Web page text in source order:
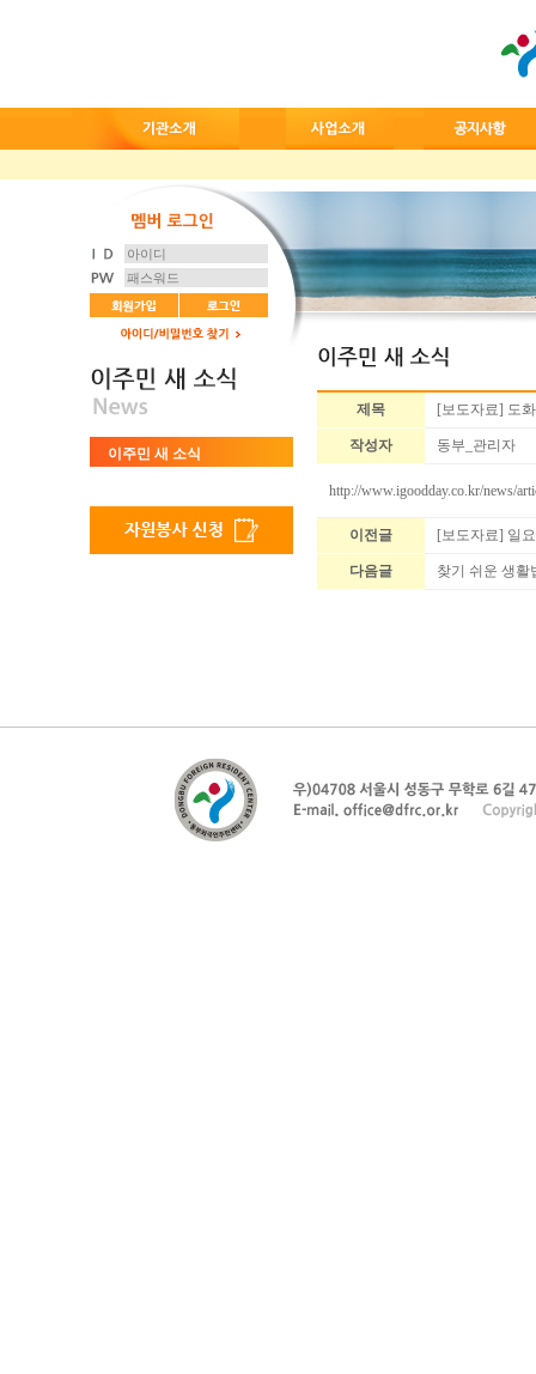
이주민 새 소식
제목 [보도자료] 도
작성자 동부_관리자
http://www.igoodday.co.kr/news/
이전글 [보도자료] 일
다음글 찾기 쉬운 생활